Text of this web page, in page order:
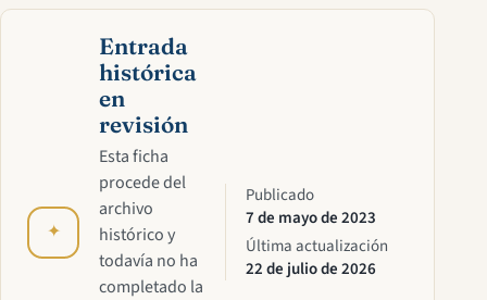
✦
Entrada
histórica
en
revisión
Esta ficha
procede del
archivo
histórico y
todavía no ha
completado la
Publicado
7 de mayo de 2023
Última actualización
22 de julio de 2026